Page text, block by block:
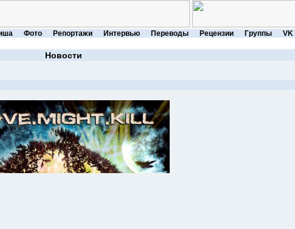
Фото Репортажи Интервью Переводы Рецензии Группы VK
Новости